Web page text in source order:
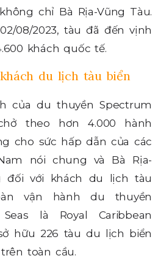
chỉ Bà Rịa-Vũng Tàu.
08/2023, tàu đã đến vịnh
khách quốc tế.
du lịch tàu biển
của du thuyền Spectrum
theo hơn 4.000 hành
cho sức hấp dẫn của các
nói chung và Bà Rịa-
đối với khách du lịch tàu
vận hành du thuyền
là Royal Caribbean
hữu 226 tàu du lịch biển
toàn cầu.